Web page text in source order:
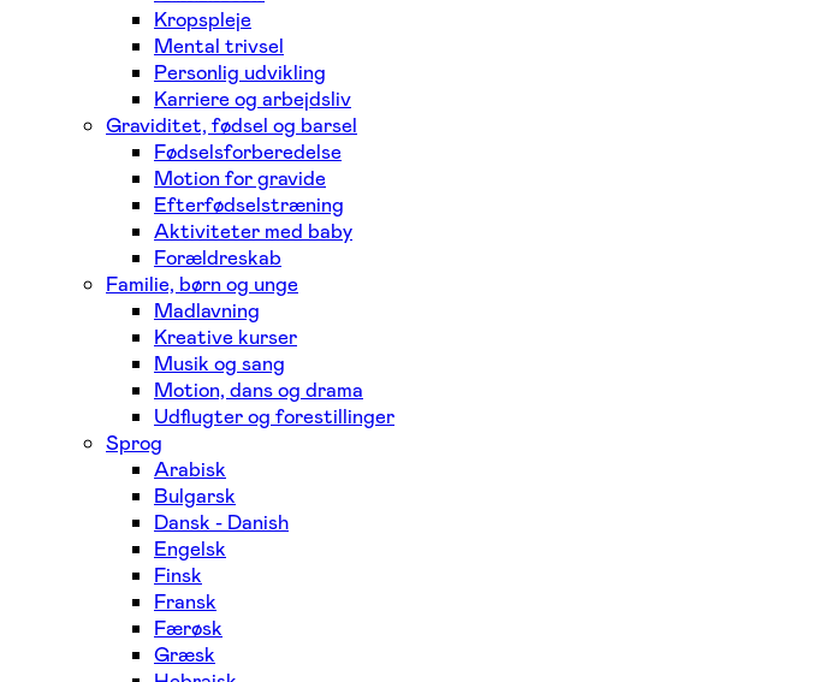
Kropspleje
Mental trivsel
Personlig udvikling
Karriere og arbejdsliv
Graviditet, fødsel og barsel
Fødselsforberedelse
Motion for gravide
Efterfødselstræning
Aktiviteter med baby
Forældreskab
Familie, børn og unge
Madlavning
Kreative kurser
Musik og sang
Motion, dans og drama
Udflugter og forestillinger
Sprog
Arabisk
Bulgarsk
Dansk - Danish
Engelsk
Finsk
Fransk
Færøsk
Græsk